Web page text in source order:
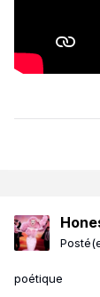
poétique